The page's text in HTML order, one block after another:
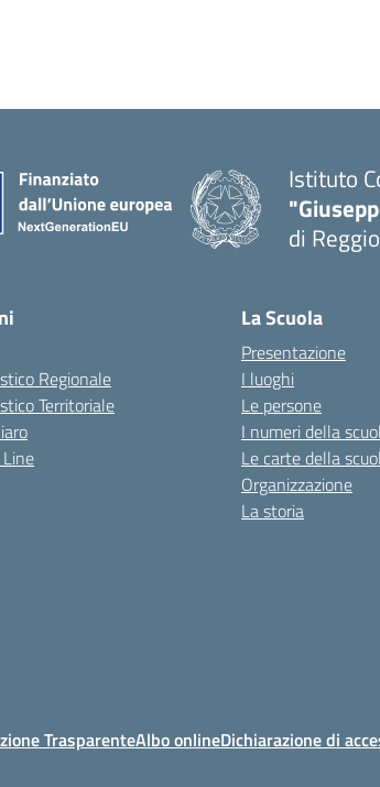
Istituto
di
Regionale
Territoriale
La Scuola
Presentazione
I luoghi
Le persone
I numeri della
Le carte della
Organizzazione
La storia
TrasparenteAlbo onlineDichiarazione di